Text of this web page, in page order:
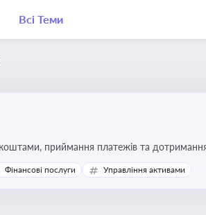
Всі Теми
і платіжних послуг, управління коштами, приймання платежів
Фінансові послуги Управління активами